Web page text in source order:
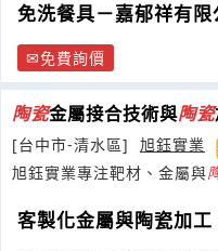
免洗餐具－嘉郁祥有限
免費詢價
陶瓷金屬接合技術與陶瓷
[台中市-清水區]
旭鈺實業
旭鈺實業專注靶材、金屬與
客製化金屬與陶瓷加